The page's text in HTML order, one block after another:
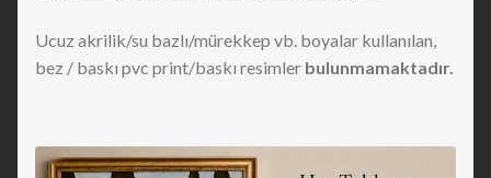
Ucuz akrilik/su bazlı/mürekkep vb. boyalar kullanılan,
bez / baskı pvc print/baskı resimler bulunmamaktadır.